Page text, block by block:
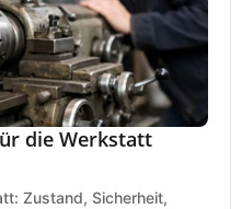
die Werkstatt
Zustand, Sicherheit,